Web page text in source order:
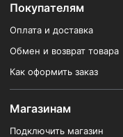
Покупателям
Оплата и доставка
Обмен и возврат товара
Как оформить заказ
Магазинам
Подключить магазин